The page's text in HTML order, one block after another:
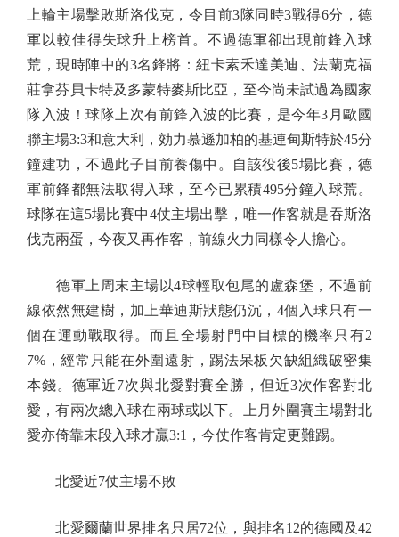
上輪主場擊敗斯洛伐克，令目前3隊同時3戰得6分，德
軍以較佳得失球升上榜首。不過德軍卻出現前鋒入球
荒，現時陣中的3名鋒將：紐卡素禾達美迪、法蘭克福
莊拿芬貝卡特及多蒙特麥斯比亞，至今尚未試過為國家
隊入波！球隊上次有前鋒入波的比賽，是今年3月歐國
聯主場3:3和意大利，効力慕遜加柏的基連甸斯特於45分
鐘建功，不過此子目前養傷中。自該役後5場比賽，德
軍前鋒都無法取得入球，至今已累積495分鐘入球荒。
球隊在這5場比賽中4仗主場出擊，唯一作客就是吞斯洛
伐克兩蛋，今夜又再作客，前線火力同樣令人擔心。
德軍上周末主場以4球輕取包尾的盧森堡，不過前
線依然無建樹，加上華迪斯狀態仍沉，4個入球只有一
個在運動戰取得。而且全場射門中目標的機率只有2
7%，經常只能在外圍遠射，踢法呆板欠缺組織破密集
本錢。德軍近7次與北愛對賽全勝，但近3次作客對北
愛，有兩次總入球在兩球或以下。上月外圍賽主場對北
愛亦倚靠末段入球才贏3:1，今仗作客肯定更難踢。
北愛近7仗主場不敗
北愛爾蘭世界排名只居72位，與排名12的德國及42